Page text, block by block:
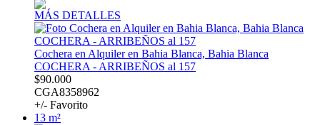
MÁS DETALLES
Cochera en Alquiler en Bahia Blanca, Bahia Blanca
COCHERA - ARRIBEÑOS al 157
$90.000
CGA8358962
+/- Favorito
13 m²